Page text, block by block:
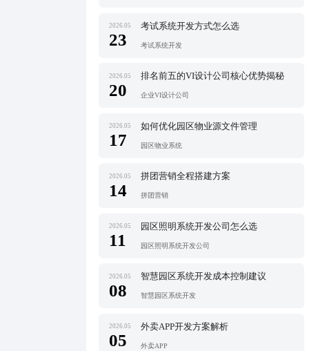
2026.05
23
考试系统开发方式怎么选
考试系统开发
2026.05
20
排名前五的VI设计公司核心优势揭秘
企业VI设计公司
2026.05
17
如何优化园区物业源文件管理
园区物业系统
2026.05
14
拼团营销全程搭建方案
拼团营销
2026.05
11
园区照明系统开发公司怎么选
园区照明系统开发公司
2026.05
08
智慧园区系统开发成本控制建议
智慧园区系统开发
2026.05
05
外卖APP开发方案解析
外卖APP